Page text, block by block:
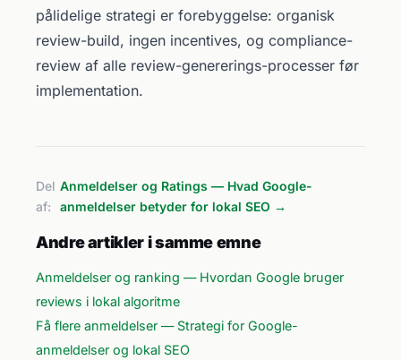
pålidelige strategi er forebyggelse: organisk
review-build, ingen incentives, og compliance-
review af alle review-genererings-processer før
implementation.
Del
af:
Anmeldelser og Ratings — Hvad Google-
anmeldelser betyder for lokal SEO →
Andre artikler i samme emne
Anmeldelser og ranking — Hvordan Google bruger
reviews i lokal algoritme
Få flere anmeldelser — Strategi for Google-
anmeldelser og lokal SEO